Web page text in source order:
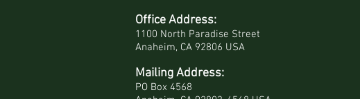
Office Address:
1100 North Paradise Street
Anaheim, CA 92806 USA
Mailing Address:
PO Box 4568